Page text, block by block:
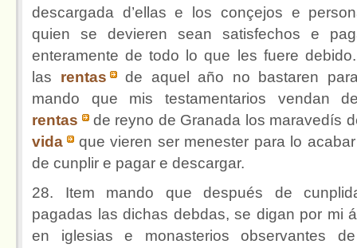
descargada d’ellas e los conçejos e
quien se devieren sean satisfechos e
enteramente de todo lo que les fuere
las rentas
de aquel año no bastaren
mando que mis testamentarios vendan
rentas
de reyno de Granada los maravedís
vida
que vieren ser menester para lo
de cunplir e pagar e descargar.
28. Item mando que después de
pagadas las dichas debdas, se digan por mi
en iglesias e monasterios observantes